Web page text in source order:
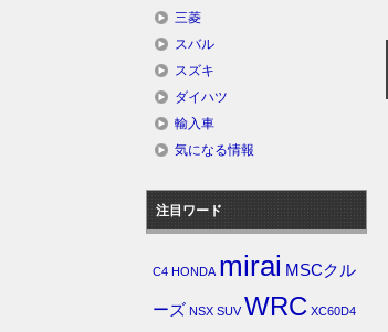
三菱
スバル
スズキ
ダイハツ
輸入車
気になる情報
注目ワード
C4 HONDA mirai MSCクル
ーズ NSX SUV WRC XC60D4